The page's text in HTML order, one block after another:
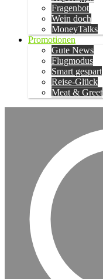
Fragenbot
Wein doch
MoneyTalks
Promotionen
Gute News
Flugmodus
Smart gespart
Reise-Glück
Meat & Greet